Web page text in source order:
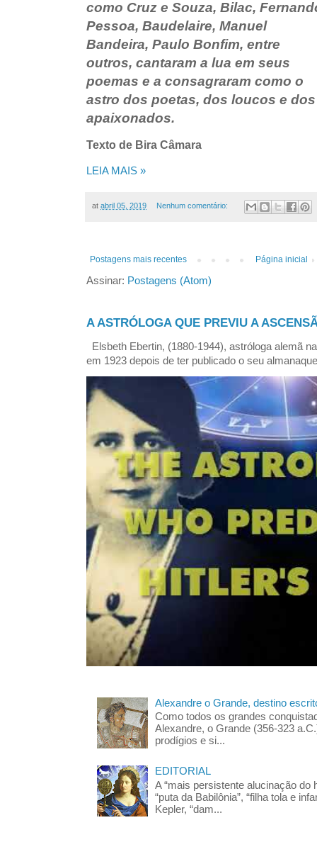
como Cruz e Souza, Bilac,
Pessoa, Baudelaire, Manuel
Bandeira, Paulo Bonfim, entre
outros, cantaram a lua em seus
poemas e a consagraram como o
astro dos poetas, dos loucos e dos
apaixonados.
Texto de Bira Câmara
LEIA MAIS »
at abril 05, 2019 Nenhum comentário:
Postagens mais recentes Página inicial
Assinar: Postagens (Atom)
A ASTRÓLOGA QUE PREVIU A
Elsbeth Ebertin, (1880-1944), astróloga alemã
em 1923 depois de ter publicado o seu
Alexandre o Grande, destino
Como todos os grandes
Alexandre, o Grande (356-323
prodígios e si...
EDITORIAL
A “mais persistente alucinação do
“puta da Babilônia”, “filha tola e
Kepler, “dam...